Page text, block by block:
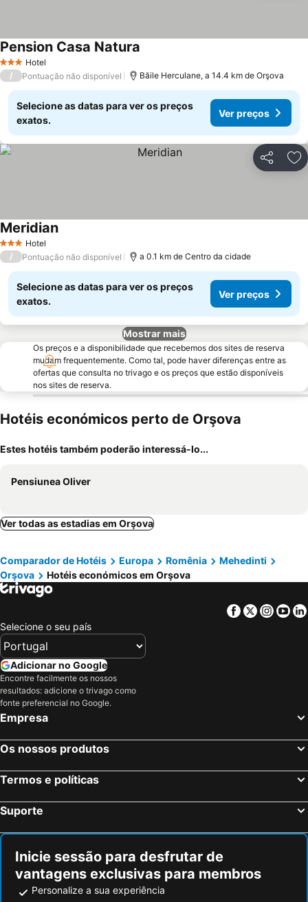
3 EstrelasHotel
Pension Casa Natura
/ Pontuação não disponível Băile Herculane, a 14.4 km de Orşova
Selecione as datas para ver os preços
exatos.
Ver preços
Partilhar
3 EstrelasHotel
MeridianVer preços
/ Pontuação não disponível a 0.1 km de Centro da cidade
Selecione as datas para ver os preços
exatos.
Ver preços
Mostrar mais
Os preços e a disponibilidade que recebemos dos sites de reserva
mudam frequentemente. Como tal, pode haver diferenças entre as
ofertas que consulta no trivago e os preços que estão disponíveis
nos sites de reserva.
Hotéis económicos perto de Orşova
Estes hotéis também poderão interessá-lo...
Pensiunea Oliver
Ver todas as estadias em Orşova
Comparador de Hotéis Europa Romênia
Mehedinti
Orşova
Hotéis económicos em Orşova
Facebook
Twitter
Selecione o seu país
Adicionar no Google
Encontre facilmente os nossos
resultados: adicione o trivago como
fonte preferencial no Google.
Empresa
Os nossos produtos
Termos e políticas
Suporte
Inicie sessão para desfrutar de
vantagens exclusivas para membros
Personalize a sua experiência